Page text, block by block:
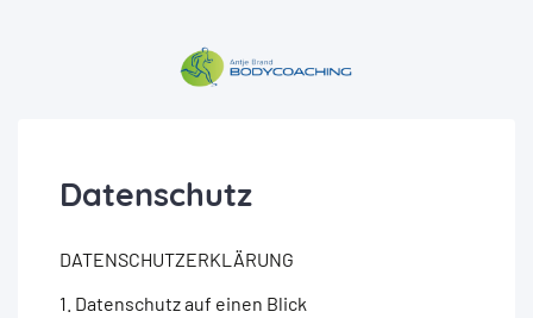
Datenschutz
DATENSCHUTZERKLÄRUNG
1. Datenschutz auf einen Blick